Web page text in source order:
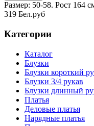
Размер: 50-58. Рост 164
319 Бел.руб
Категории
Каталог
Блузки
Блузки короткий
Блузки 3/4 рукав
Блузки длинный
Платья
Деловые платья
Нарядные платья